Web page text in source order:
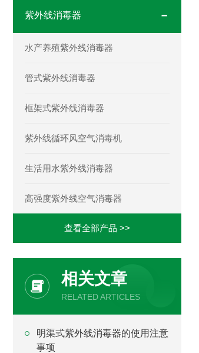
紫外线消毒器
水产养殖紫外线消毒器
管式紫外线消毒器
框架式紫外线消毒器
紫外线循环风空气消毒机
生活用水紫外线消毒器
高强度紫外线空气消毒器
查看全部产品 >>
相关文章
RELATED ARTICLES
明渠式紫外线消毒器的使用注意
事项